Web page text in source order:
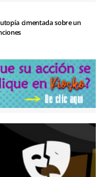
cimentada sobre un